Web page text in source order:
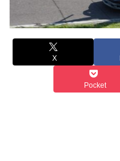
X
Pocket